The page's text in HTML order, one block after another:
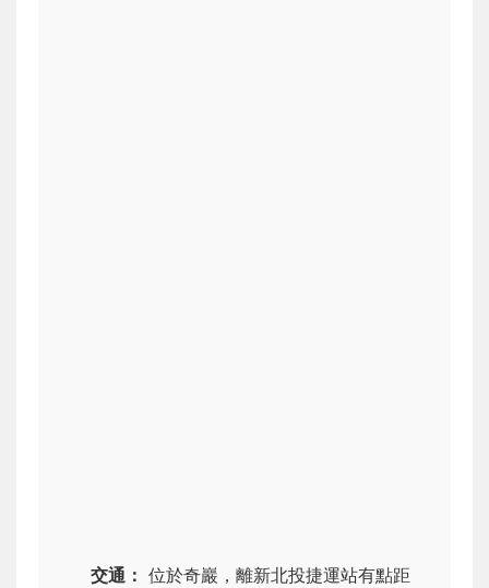
交通： 位於奇巖，離新北投捷運站有點距